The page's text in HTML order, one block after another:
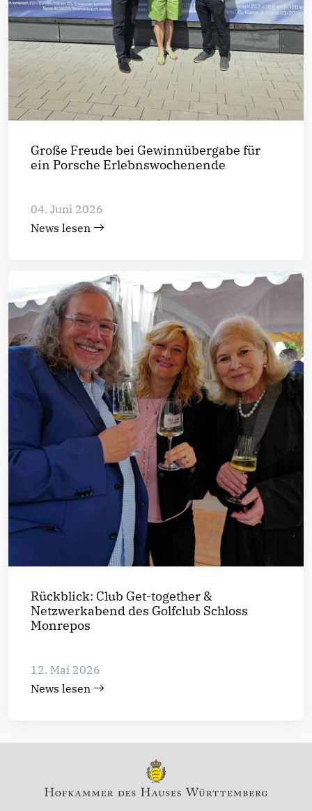
Große Freude bei Gewinnübergabe für
ein Porsche Erlebnswochenende
04. Juni 2026
News lesen
Rückblick: Club Get-together &
Netzwerkabend des Golfclub Schloss
Monrepos
12. Mai 2026
News lesen